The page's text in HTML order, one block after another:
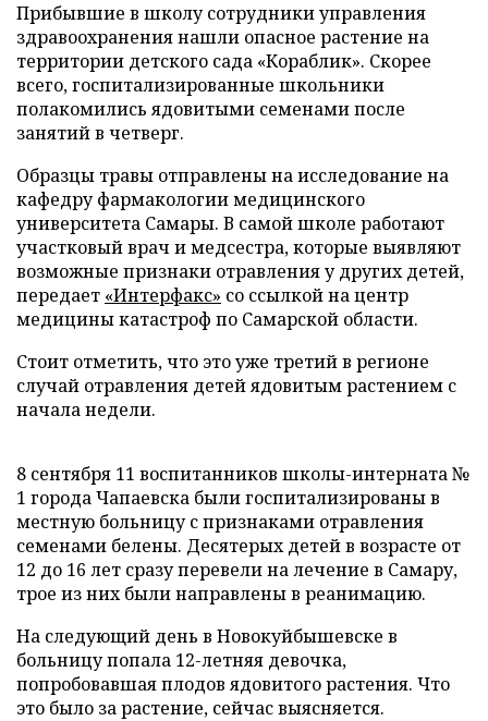
Прибывшие в школу сотрудники управления
здравоохранения нашли опасное растение на
территории детского сада «Кораблик». Скорее
всего, госпитализированные школьники
полакомились ядовитыми семенами после
занятий в четверг.
Образцы травы отправлены на исследование на
кафедру фармакологии медицинского
университета Самары. В самой школе работают
участковый врач и медсестра, которые выявляют
возможные признаки отравления у других детей,
передает «Интерфакс» со ссылкой на центр
медицины катастроф по Самарской области.
Стоит отметить, что это уже третий в регионе
случай отравления детей ядовитым растением с
начала недели.
8 сентября 11 воспитанников школы-интерната №
1 города Чапаевска были госпитализированы в
местную больницу с признаками отравления
семенами белены. Десятерых детей в возрасте от
12 до 16 лет сразу перевели на лечение в Самару,
трое из них были направлены в реанимацию.
На следующий день в Новокуйбышевске в
больницу попала 12-летняя девочка,
попробовавшая плодов ядовитого растения. Что
это было за растение, сейчас выясняется.